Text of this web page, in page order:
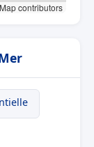
contributors